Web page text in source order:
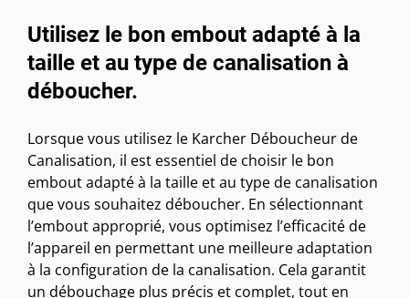
Utilisez le bon embout adapté à la
taille et au type de canalisation à
déboucher.
Lorsque vous utilisez le Karcher Déboucheur de
Canalisation, il est essentiel de choisir le bon
embout adapté à la taille et au type de canalisation
que vous souhaitez déboucher. En sélectionnant
l’embout approprié, vous optimisez l’efficacité de
l’appareil en permettant une meilleure adaptation
à la configuration de la canalisation. Cela garantit
un débouchage plus précis et complet, tout en